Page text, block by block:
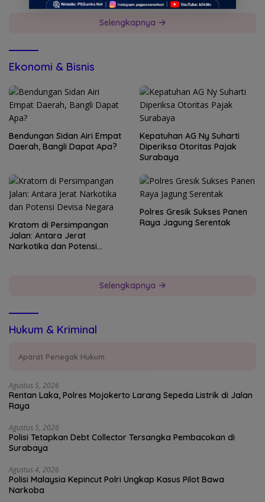
Selengkapnya
Ekonomi & Bisnis
Bendungan Sidan Airi Empat
Daerah, Bangli Dapat Apa?
Kepatuhan AG Ny Suharti
Diperiksa Otoritas Pajak
Surabaya
Kratom di Persimpangan
Jalan: Antara Jerat
Narkotika dan Potensi
Polres Gresik Sukses Panen
Raya Jagung Serentak
Selengkapnya
Hukum & Kriminal
Aparat Penegak Hukum
Agustus 5, 2026
Rentan Laka, Polres Mojokerto Larang Sepeda Listrik di Jalan
Raya
Agustus 5, 2026
Polisi Tetapkan Debt Collector Tersangka Pembacokan di
Surabaya
Agustus 4, 2026
Polisi Malaysia Kepincut Polri Ungkap Kasus Pilot Bawa
Narkoba